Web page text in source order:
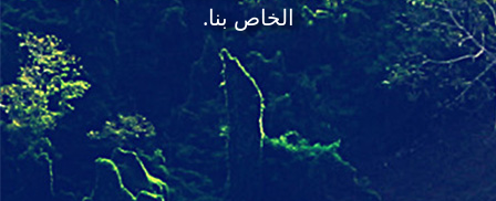
الخاص بنا.